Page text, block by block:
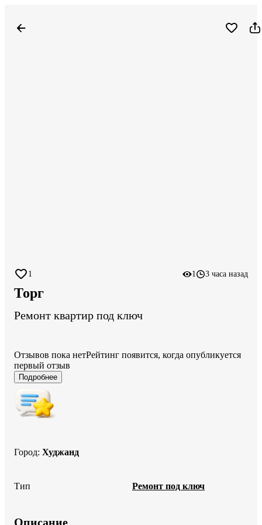
1 1 3 часа назад
Торг
Ремонт квартир под ключ
Отзывов пока нетРейтинг появится, когда опубликуется
первый отзыв
Подробнее
Город: Худжанд
Тип Ремонт под ключ
Описание